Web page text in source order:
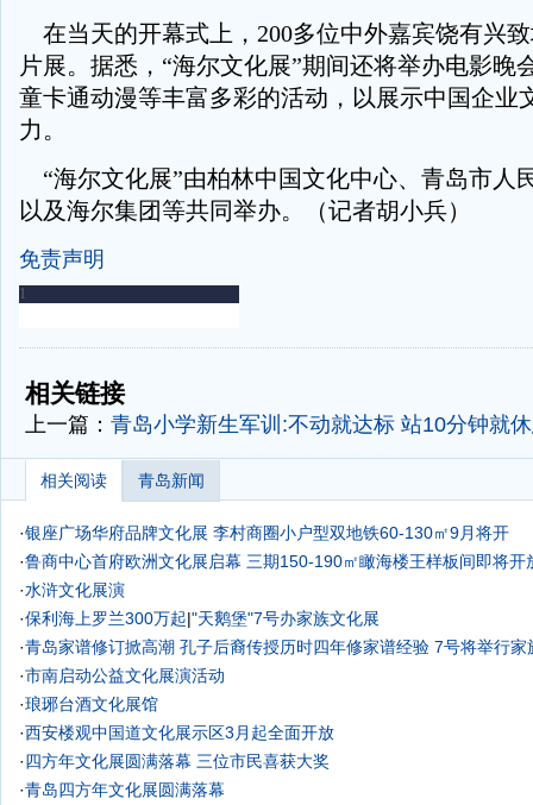
在当天的开幕式上，200多位中外嘉宾饶有兴
片展。据悉，“海尔文化展”期间还将举办电影晚
童卡通动漫等丰富多彩的活动，以展示中国企业
力。
“海尔文化展”由柏林中国文化中心、青岛市人
以及海尔集团等共同举办。（记者胡小兵）
免责声明
-
相关链接
上一篇： 青岛小学新生军训:不动就达标 站10分钟就
相关阅读 青岛新闻
·银座广场华府品牌文化展 李村商圈小户型双地铁60-130㎡9月将开
·鲁商中心首府欧洲文化展启幕 三期150-190㎡瞰海楼王样板间即将开
·水浒文化展演
·保利海上罗兰300万起|"天鹅堡"7号办家族文化展
·青岛家谱修订掀高潮 孔子后裔传授历时四年修家谱经验 7号将举行家
·市南启动公益文化展演活动
·琅琊台酒文化展馆
·西安楼观中国道文化展示区3月起全面开放
·四方年文化展圆满落幕 三位市民喜获大奖
·青岛四方年文化展圆满落幕